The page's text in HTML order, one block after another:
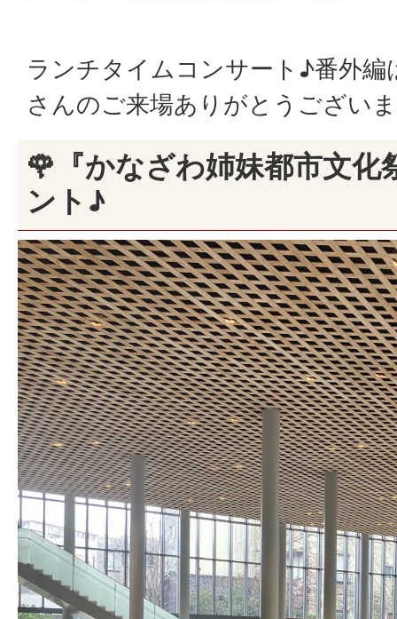
ランチタイムコンサート♪番外
さんのご来場ありがとうござい
🌹『かなざわ姉妹都市文化
ント♪